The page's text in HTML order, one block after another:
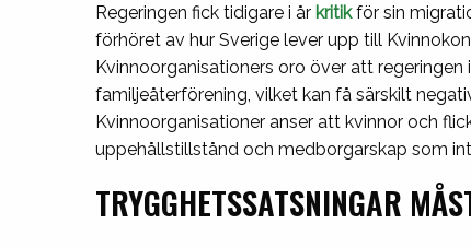
Regeringen fick tidigare i år kritikför sin
förhöret av hur Sverige lever upp till
Kvinnoorganisationers oro över att
familjeåterförening, vilket kan få särskilt
Kvinnoorganisationer anser att kvinnor och
uppehållstillstånd och medborgarskap som
TRYGGHETSSATSNINGAR